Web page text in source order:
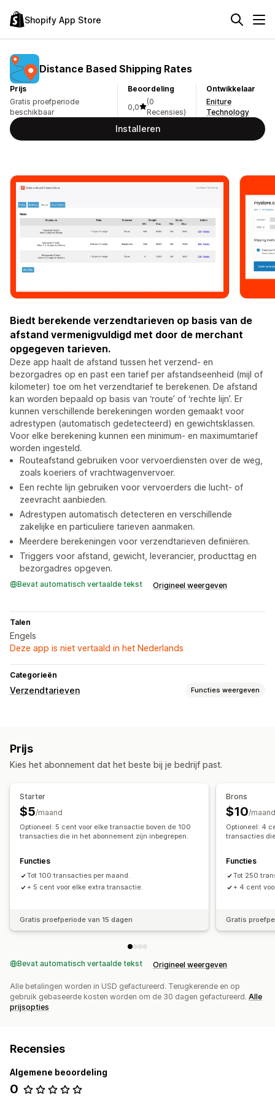
Shopify App Store
Distance Based Shipping Rates
Prijs
Gratis proefperiode
beschikbaar
Beoordeling
0,0
(0
Recensies)
Ontwikkelaar
Eniture
Technology
Installeren
Biedt berekende verzendtarieven op basis van de
afstand vermenigvuldigd met door de merchant
opgegeven tarieven.
Deze app haalt de afstand tussen het verzend- en
bezorgadres op en past een tarief per afstandseenheid (mijl of
kilometer) toe om het verzendtarief te berekenen. De afstand
kan worden bepaald op basis van ‘route’ of ‘rechte lijn’. Er
kunnen verschillende berekeningen worden gemaakt voor
adrestypen (automatisch gedetecteerd) en gewichtsklassen.
Voor elke berekening kunnen een minimum- en maximumtarief
worden ingesteld.
Routeafstand gebruiken voor vervoerdiensten over de weg,
zoals koeriers of vrachtwagenvervoer.
Een rechte lijn gebruiken voor vervoerders die lucht- of
zeevracht aanbieden.
Adrestypen automatisch detecteren en verschillende
zakelijke en particuliere tarieven aanmaken.
Meerdere berekeningen voor verzendtarieven definiëren.
Triggers voor afstand, gewicht, leverancier, producttag en
bezorgadres opgeven.
Bevat automatisch vertaalde tekst Origineel weergeven
Talen
Engels
Deze app is niet vertaald in het Nederlands
Categorieën
Verzendtarieven Functies weergeven
Aanpassing
Aangepaste regels
Prijs
Kies het abonnement dat het beste bij je bedrijf past.
Starter
$5/maand
Optioneel: 5 cent voor elke transactie boven de 100
transacties die in het abonnement zijn inbegrepen.
Functies
Tot 100 transacties per maand.
+ 5 cent voor elke extra transactie.
Gratis proefperiode van 15 dagen
Brons
$10/maand
Optioneel: 4
transacties
Functies
Tot 250
+ 4 cent
Gratis
Bevat automatisch vertaalde tekst Origineel weergeven
Alle betalingen worden in USD gefactureerd. Terugkerende en op
gebruik gebaseerde kosten worden om de 30 dagen gefactureerd. Alle
prijsopties
Recensies
Algemene beoordeling
0